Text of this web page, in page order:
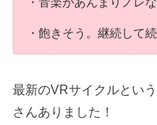
・飽きそう。継続して
最新のVRサイクルとい
さんありました！